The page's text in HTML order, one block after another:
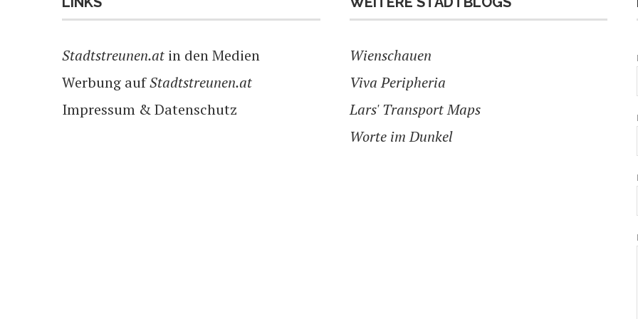
Stadtstreunen.at in den Medien
Werbung aufStadtstreunen.at
Impressum & Datenschutz
Wienschauen
Viva Peripheria
Lars' Transport Maps
Worte im Dunkel